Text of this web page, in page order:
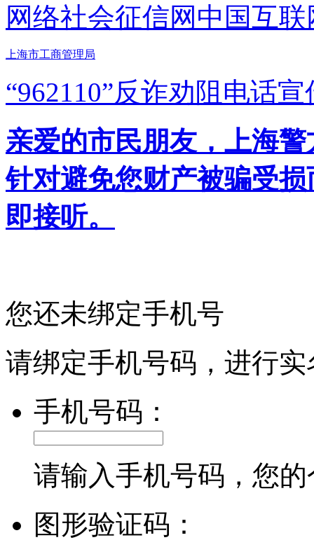
网络社会征信网 中国互
上海市工商管理局
“962110”反诈劝阻电话宣
亲爱的市民朋友，上海
针对避免您财产被骗受
即接听。
您还未绑定手机号
请绑定手机号码，进行
手机号码：
请输入手机号码，您
图形验证码：